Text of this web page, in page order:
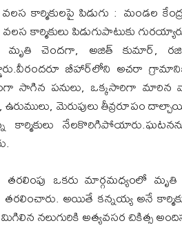
వలస కార్మికులపై పిడుగు : మండల
వలస కార్మికులు పిడుగుపాటుకు
చెందగా, అజిత్ కుమార్,
బీహార్‌లోని అచరా
సాగిన పనులు, ఒక్కసారిగా
ఉరుములు, మెరుపులు
కార్మికులు
తరలింపు ఒకరు
తరలించారు. అయితే కన్నయ్య అనే
నలుగురికి అత్యవసర చికిత్స